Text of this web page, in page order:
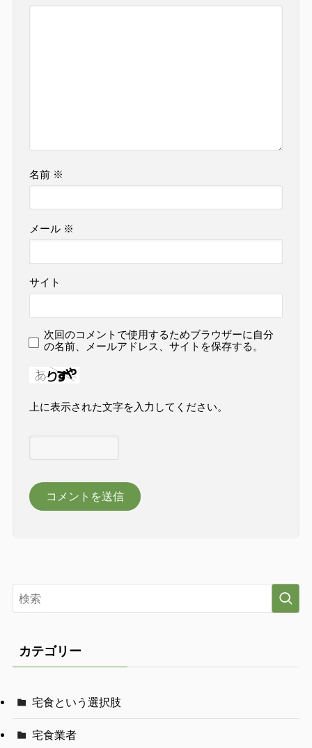
名前 ※
メール ※
サイト
次回のコメントで使用するためブラウザーに自分
の名前、メールアドレス、サイトを保存する。
上に表示された文字を入力してください。
カテゴリー
宅食という選択肢
宅食業者